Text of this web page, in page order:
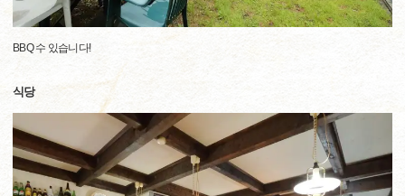
BBQ 수 있습니다!
식당